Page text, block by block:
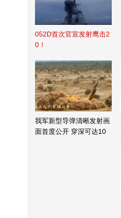
052D首次官宣发射鹰击2
0！
我军新型导弹清晰发射画
面首度公开 穿深可达10